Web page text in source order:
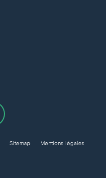
Sitemap
Mentions légales